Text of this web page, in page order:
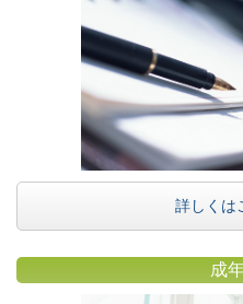
詳しくは
成